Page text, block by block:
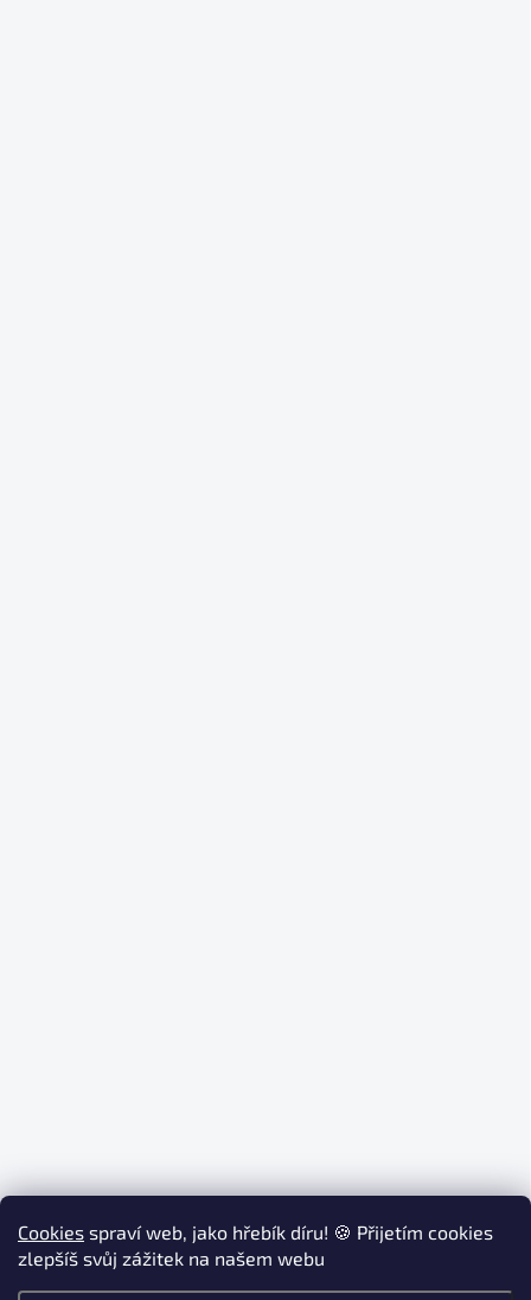
Cookies spraví web, jako hřebík díru! 🍪 Přijetím cookies
zlepšíš svůj zážitek na našem webu